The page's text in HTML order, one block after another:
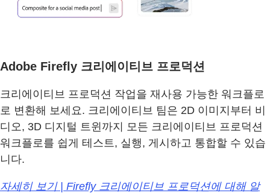
Adobe Firefly 크리에이티브 프로덕션
크리에이티브 프로덕션 작업을 재사용 가능한 워크플로
로 변환해 보세요. 크리에이티브 팀은 2D 이미지부터 비
디오, 3D 디지털 트윈까지 모든 크리에이티브 프로덕션
워크플로를 쉽게 테스트, 실행, 게시하고 통합할 수 있습
니다.
자세히 보기 | Firefly 크리에이티브 프로덕션에 대해 알